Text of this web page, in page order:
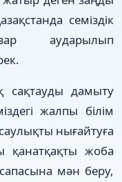
семіздік
аударылып
сақтауды дамыту
жалпы білім
нығайтуға
қанатқақты жоба
мән беру,